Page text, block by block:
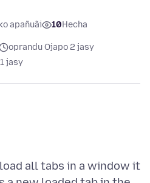
apañuãi 10Hecha
oprandu Ojapo 2 jasy
jasy
all tabs in a window it